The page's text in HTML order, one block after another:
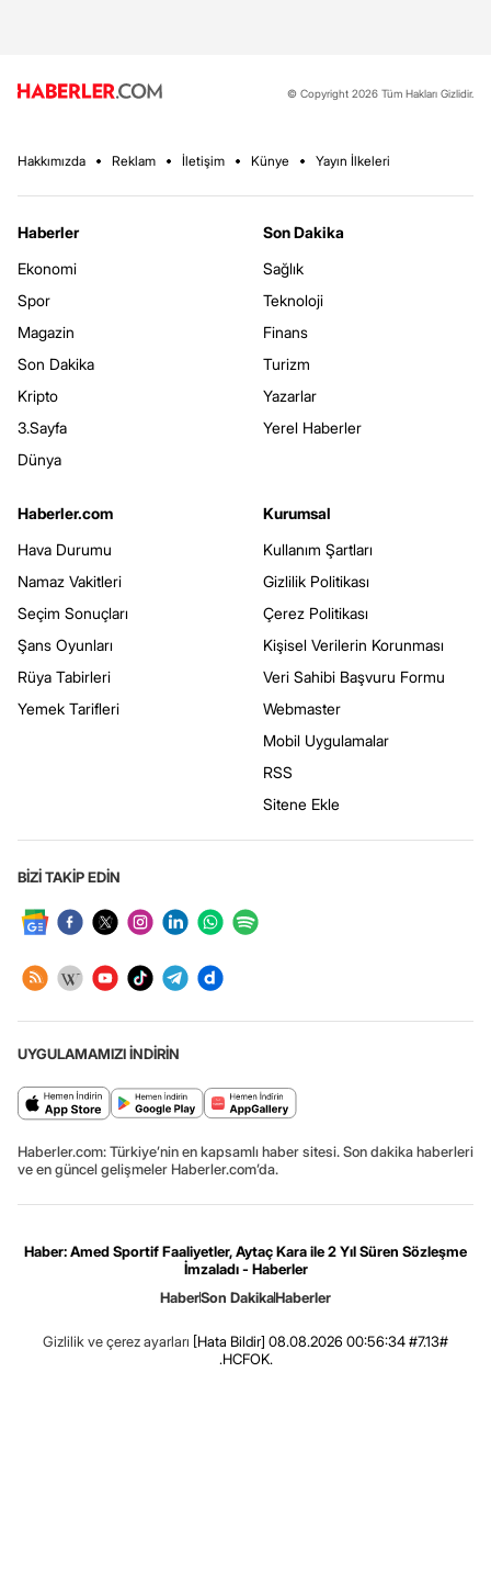
© Copyright 2026 Tüm Hakları Gizlidir.
Hakkımızda Reklam İletişim Künye Yayın İlkeleri
Haberler
Ekonomi
Spor
Magazin
Son Dakika
Kripto
3.Sayfa
Dünya
Son Dakika
Sağlık
Teknoloji
Finans
Turizm
Yazarlar
Yerel Haberler
Haberler.com
Hava Durumu
Namaz Vakitleri
Seçim Sonuçları
Şans Oyunları
Rüya Tabirleri
Yemek Tarifleri
Kurumsal
Kullanım Şartları
Gizlilik Politikası
Çerez Politikası
Kişisel Verilerin Korunması
Veri Sahibi Başvuru Formu
Webmaster
Mobil Uygulamalar
RSS
Sitene Ekle
BİZİ TAKİP EDİN
UYGULAMAMIZI İNDİRİN
Haberler.com: Türkiye’nin en kapsamlı haber sitesi. Son dakika haberleri
ve en güncel gelişmeler Haberler.com’da.
Haber: Amed Sportif Faaliyetler, Aytaç Kara ile 2 Yıl Süren Sözleşme
İmzaladı - Haberler
HaberSon DakikaHaberler
Gizlilik ve çerez ayarları [Hata Bildir] 08.08.2026 00:56:34 #7.13#
.HCFOK.